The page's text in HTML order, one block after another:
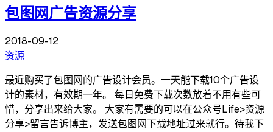
包图网广告资源分享
2018-09-12
资源
最近购买了包图网的广告设计会员。一天能下载10个广告设
计的素材，有效期一年。 每日免费下载次数放着不用有些可
惜，分享出来给大家。 大家有需要的可以在公众号Life>资源
分享>留言告诉博主，发送包图网下载地址过来就行。待我下